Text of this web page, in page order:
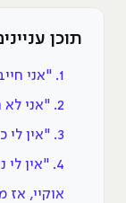
תוכן
1. "אני חייב תואר בשביל זה"
2. "אני לא רוצה להיות מתכנת"
3. "אין לי כוח לעבור לתל-אביב בשביל העבודה"
4. "אין לי ניסיון בכלל, למה שיעסיקו אותי?"
אוקיי,